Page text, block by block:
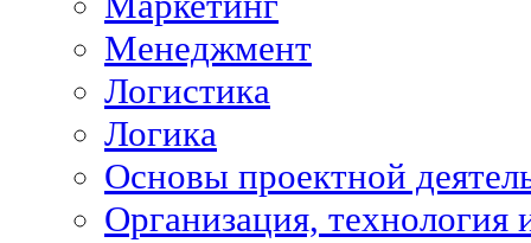
Менеджмент
Логистика
Логика
Основы проектной
Организация, технология